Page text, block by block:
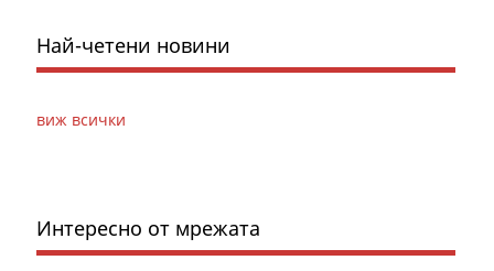
Най-четени новини
виж всички
Интересно от мрежата